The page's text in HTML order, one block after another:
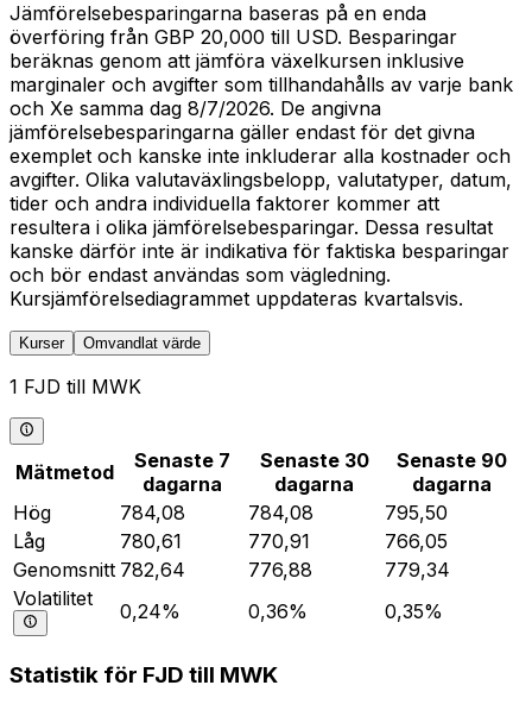
Jämförelsebesparingarna baseras på en enda
överföring från GBP 20,000 till USD. Besparingar
beräknas genom att jämföra växelkursen inklusive
marginaler och avgifter som tillhandahålls av varje bank
och Xe samma dag 8/7/2026. De angivna
jämförelsebesparingarna gäller endast för det givna
exemplet och kanske inte inkluderar alla kostnader och
avgifter. Olika valutaväxlingsbelopp, valutatyper, datum,
tider och andra individuella faktorer kommer att
resultera i olika jämförelsebesparingar. Dessa resultat
kanske därför inte är indikativa för faktiska besparingar
och bör endast användas som vägledning.
Kursjämförelsediagrammet uppdateras kvartalsvis.
Kurser Omvandlat värde
1 FJD till MWK
Mätmetod
Senaste 7
dagarna
Senaste 30
dagarna
Senaste 90
dagarna
Hög
784,08 784,08
795,50
Låg
780,61 770,91
766,05
Genomsnitt 782,64 776,88
779,34
Volatilitet
0,24% 0,36% 0,35%
Statistik för FJD till MWK